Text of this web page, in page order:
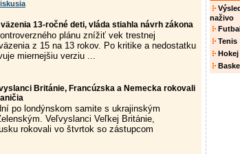
13-ročné deti, vláda stiahla návrh zákona
plánu znížiť vek trestnej
z 15 na 13 rokov. Po kritike a nedostatku
miernejšiu verziu ...
Británie, Francúzska a Nemecka rokovali
po londýnskom samite s ukrajinským
Veľvyslanci Veľkej Británie,
rokovali vo štvrtok so zástupcom
naživo
Tenis
Hokej